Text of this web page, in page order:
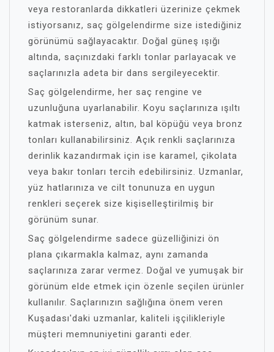
veya restoranlarda dikkatleri üzerinize çekmek
istiyorsanız, saç gölgelendirme size istediğiniz
görünümü sağlayacaktır. Doğal güneş ışığı
altında, saçınızdaki farklı tonlar parlayacak ve
saçlarınızla adeta bir dans sergileyecektir.
Saç gölgelendirme, her saç rengine ve
uzunluğuna uyarlanabilir. Koyu saçlarınıza ışıltı
katmak isterseniz, altın, bal köpüğü veya bronz
tonları kullanabilirsiniz. Açık renkli saçlarınıza
derinlik kazandırmak için ise karamel, çikolata
veya bakır tonları tercih edebilirsiniz. Uzmanlar,
yüz hatlarınıza ve cilt tonunuza en uygun
renkleri seçerek size kişiselleştirilmiş bir
görünüm sunar.
Saç gölgelendirme sadece güzelliğinizi ön
plana çıkarmakla kalmaz, aynı zamanda
saçlarınıza zarar vermez. Doğal ve yumuşak bir
görünüm elde etmek için özenle seçilen ürünler
kullanılır. Saçlarınızın sağlığına önem veren
Kuşadası'daki uzmanlar, kaliteli işçilikleriyle
müşteri memnuniyetini garanti eder.